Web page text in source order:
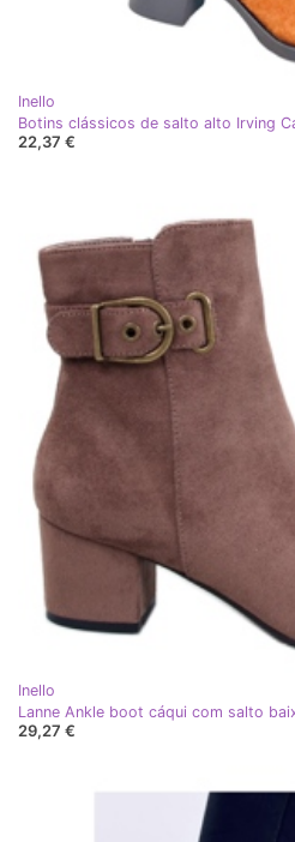
Inello
Botins clássicos de salto alto Irving
22,37 €
Inello
Lanne Ankle boot cáqui com salto
29,27 €